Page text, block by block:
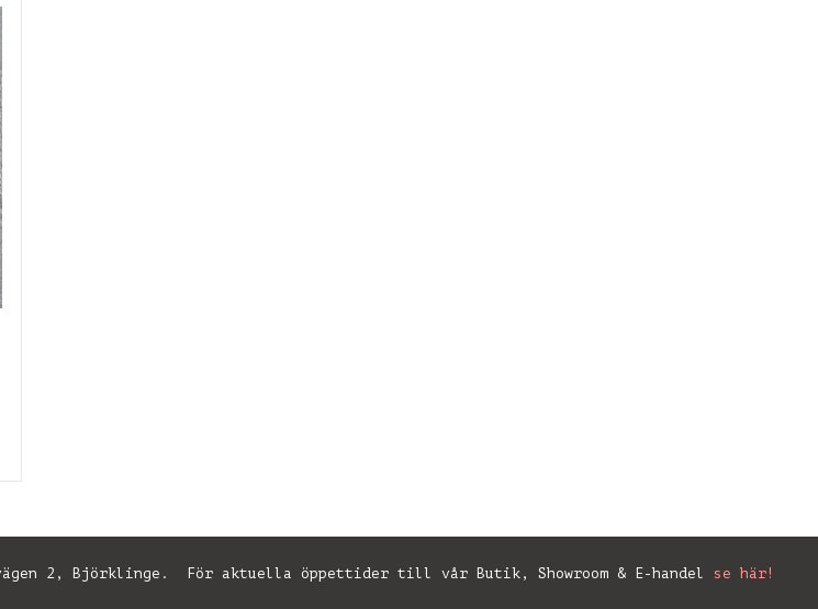
2, Björklinge. För aktuella öppettider till vår Butik, Showroom & E-handel se här!